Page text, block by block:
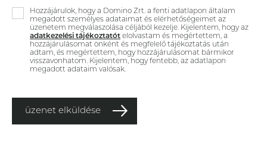
Hozzájárulok, hogy a Domino Zrt. a fenti adatlapon általam
megadott személyes adataimat és elérhetőségeimet az
üzenetem megválaszolása céljából kezelje. Kijelentem, hogy az
adatkezelési tájékoztatót elolvastam és megértettem, a
hozzájárulásomat önként és megfelelő tájékoztatás után
adtam, és megértettem, hogy hozzájárulásomat bármikor
visszavonhatom. Kijelentem, hogy fentebb, az adatlapon
megadott adataim valósak.
üzenet elküldése